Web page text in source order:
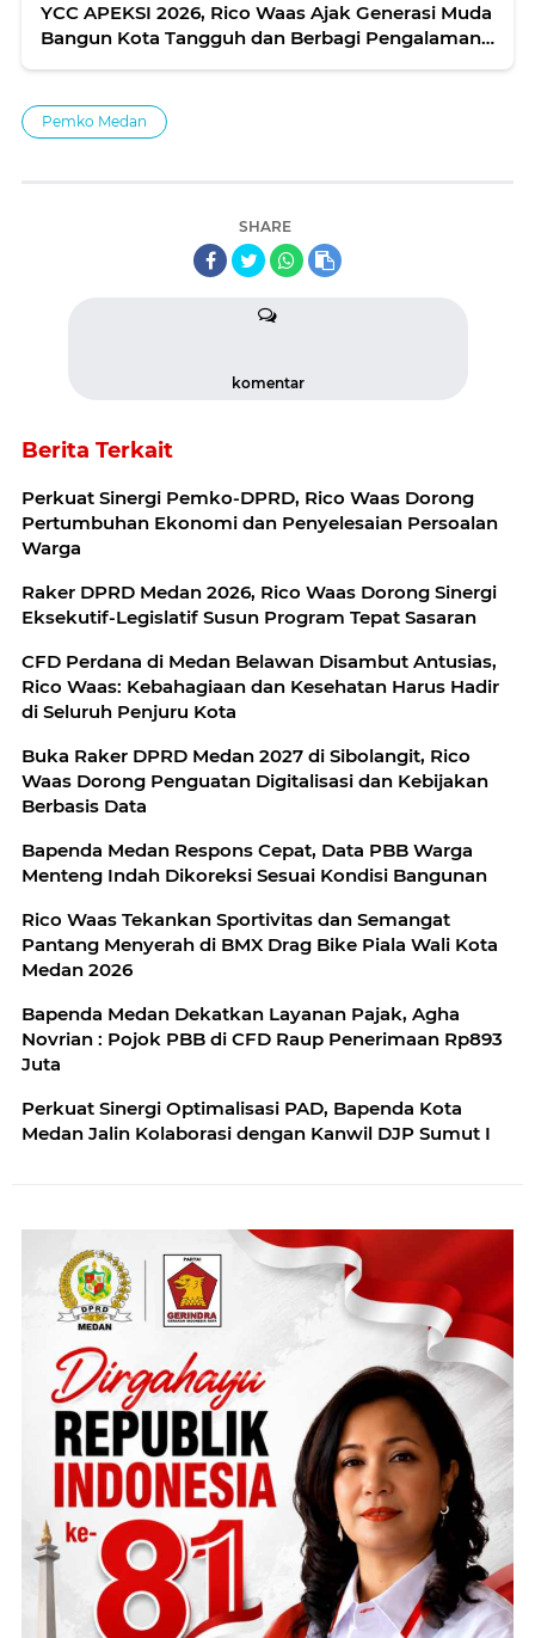
YCC APEKSI 2026, Rico Waas Ajak Generasi Muda
Bangun Kota Tangguh dan Berbagi Pengalaman
Pemko Medan
SHARE
komentar
Berita Terkait
Perkuat Sinergi Pemko-DPRD, Rico Waas Dorong
Pertumbuhan Ekonomi dan Penyelesaian Persoalan
Warga
Raker DPRD Medan 2026, Rico Waas Dorong Sinergi
Eksekutif-Legislatif Susun Program Tepat Sasaran
CFD Perdana di Medan Belawan Disambut Antusias,
Rico Waas: Kebahagiaan dan Kesehatan Harus Hadir
di Seluruh Penjuru Kota
Buka Raker DPRD Medan 2027 di Sibolangit, Rico
Waas Dorong Penguatan Digitalisasi dan Kebijakan
Berbasis Data
Bapenda Medan Respons Cepat, Data PBB Warga
Menteng Indah Dikoreksi Sesuai Kondisi Bangunan
Rico Waas Tekankan Sportivitas dan Semangat
Pantang Menyerah di BMX Drag Bike Piala Wali Kota
Medan 2026
Bapenda Medan Dekatkan Layanan Pajak, Agha
Novrian : Pojok PBB di CFD Raup Penerimaan Rp893
Juta
Perkuat Sinergi Optimalisasi PAD, Bapenda Kota
Medan Jalin Kolaborasi dengan Kanwil DJP Sumut I